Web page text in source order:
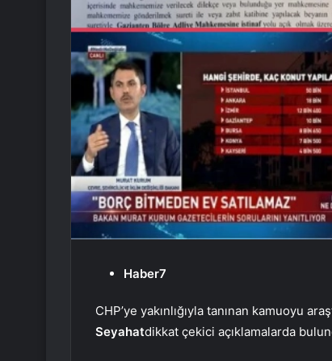
Haber7
CHP’ye yakınlığıyla tanınan kamuoyu
Seyahatdikkat çekici açıklamalarda